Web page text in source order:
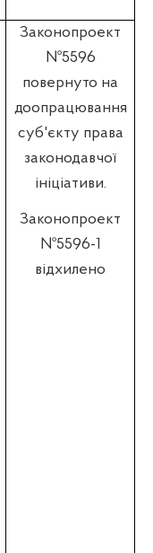
Законопроект
№5596
повернуто на
доопрацювання
суб'єкту права
законодавчої
ініціативи.
Законопроект
№5596-1
відхилено